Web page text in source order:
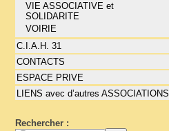
VIE ASSOCIATIVE et
SOLIDARITE
VOIRIE
C.I.A.H. 31
CONTACTS
ESPACE PRIVE
LIENS avec d’autres ASSOCIATIONS
Rechercher :